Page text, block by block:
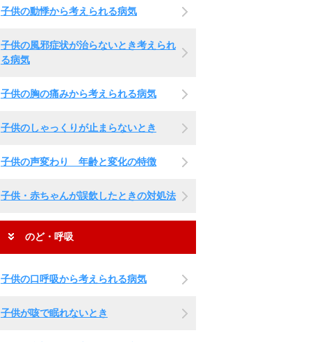
子供の動悸から考えられる病気
子供の風邪症状が治らないとき考えられ
る病気
子供の胸の痛みから考えられる病気
子供のしゃっくりが止まらないとき
子供の声変わり 年齢と変化の特徴
子供・赤ちゃんが誤飲したときの対処法
のど・呼吸
子供の口呼吸から考えられる病気
子供が咳で眠れないとき